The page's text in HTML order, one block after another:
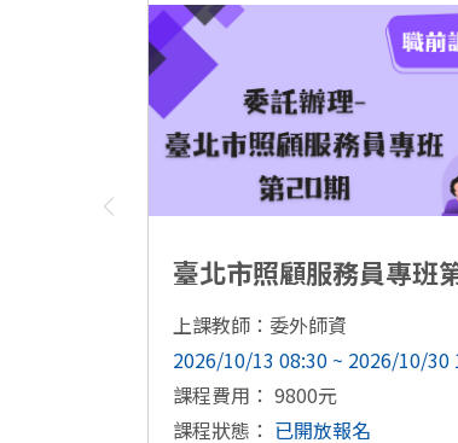
臺北市照顧服務員專班
上課教師：委外師資
2026/10/13 08:30 ~ 2026/10/30
課程費用： 9800元
課程狀態： 已開放報名